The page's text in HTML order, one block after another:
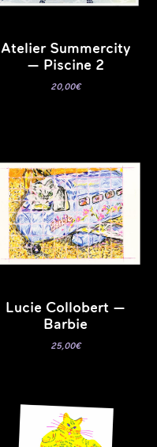
Atelier Summercity
— Piscine 2
20,00€
Lucie Collobert —
Barbie
25,00€